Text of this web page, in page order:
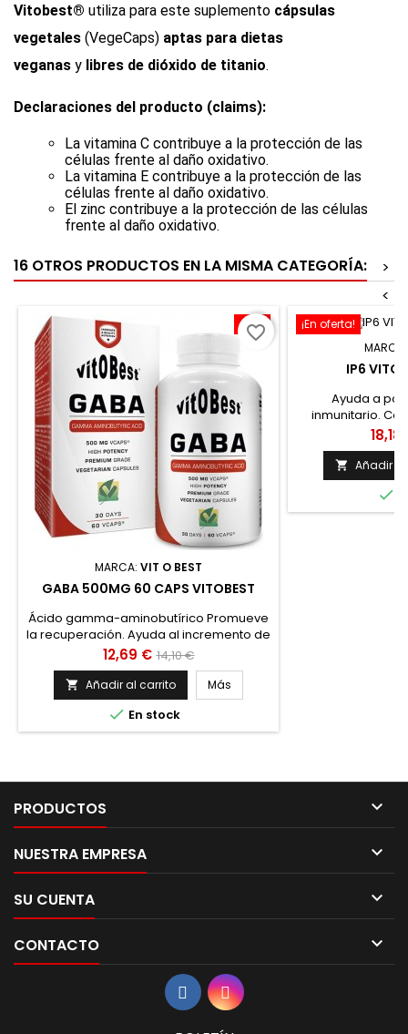
Vitobest® utiliza para este suplemento cápsulas
vegetales (VegeCaps) aptas para dietas
veganas y libres de dióxido de titanio.
Declaraciones del producto (claims):
La vitamina C contribuye a la protección de las
células frente al daño oxidativo.
La vitamina E contribuye a la protección de las
células frente al daño oxidativo.
El zinc contribuye a la protección de las células
frente al daño oxidativo.
16 OTROS PRODUCTOS EN LA MISMA CATEGORÍA:
>
<
-10%
MARCA: VIT O BEST
GABA 500MG 60 CAPS VITOBEST
Ácido gamma-aminobutírico Promueve
la recuperación. Ayuda al incremento de
masa muscular y acelera la
regeneración del músculo. Ayuda a
combatir la ansiedad, el estrés y la
depresión.
Precio
12,69 € Precio
base
14,10 €
 Añadir al carrito Más
 En stock
favorite_border
¡En oferta!
IP6
Ayuda a
inmunitario.
niveles de
de diabetes tipo
celíacas.
para dietas
de
 Añadir

PRODUCTOS 
NUESTRA EMPRESA 
SU CUENTA 
CONTACTO 